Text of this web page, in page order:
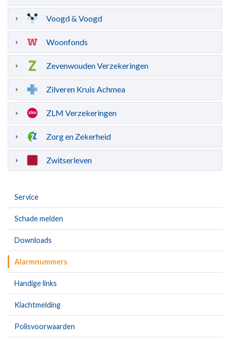
Voogd & Voogd
Woonfonds
Zevenwouden Verzekeringen
Zilveren Kruis Achmea
ZLM Verzekeringen
Zorg en Zekerheid
Zwitserleven
Service
Schade melden
Downloads
Alarmnummers
Handige links
Klachtmelding
Polisvoorwaarden